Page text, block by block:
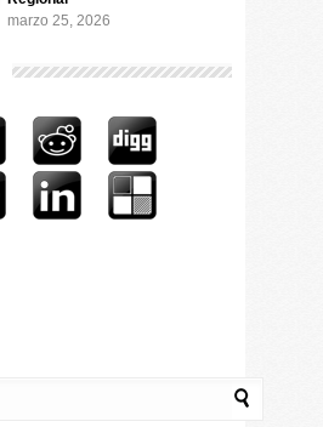
marzo 25, 2026